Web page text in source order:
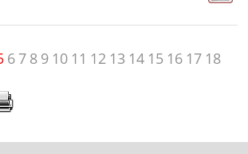
6 7 8 9 10 11 12 13 14 15 16 17 18